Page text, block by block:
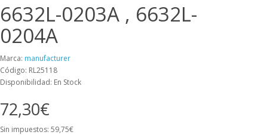
6632L-0203A , 6632L-
0204A
Marca: manufacturer
Código: RL25118
Disponibilidad: En Stock
72,30€
Sin impuestos: 59,75€